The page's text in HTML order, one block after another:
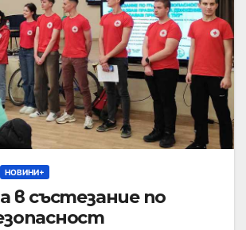
НОВИНИ+
в състезание по